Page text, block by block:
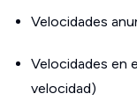
Velocidades
Velocidades en
velocidad)